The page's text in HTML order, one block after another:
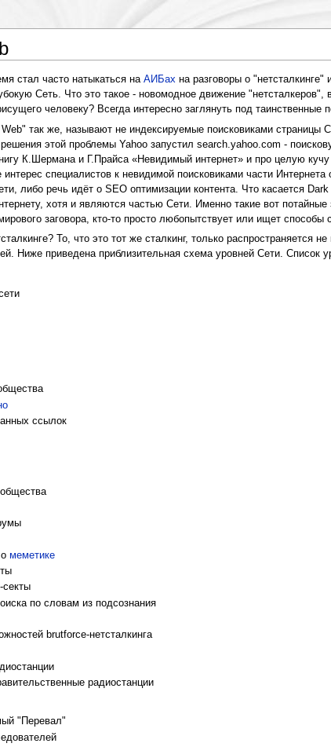
стал часто натыкаться на АИБахна разговоры о "нетсталкинге"
Сеть. Что это такое - новомодное движение
человеку? Всегда интересно заглянуть под
так же, называют не индексируемые поисковиками страницы
этой проблемы Yahoo запустил search.yahoo.com -
К.Шермана и Г.Прайса «Невидимый интернет» и про целую
специалистов к невидимой поисковиками части
либо речь идёт о SEO оптимизации контента. Что касается
хотя и являются частью Сети. Именно такие вот
заговора, кто-то просто любопытствует или ищет способы
То, что это тот же сталкинг, только
Ниже приведена приблизительная схема уровней Сети. Список
ссылок
меметике
секты
по словам из подсознания
brutforce-нетсталкинга
радиостанции
"Перевал"